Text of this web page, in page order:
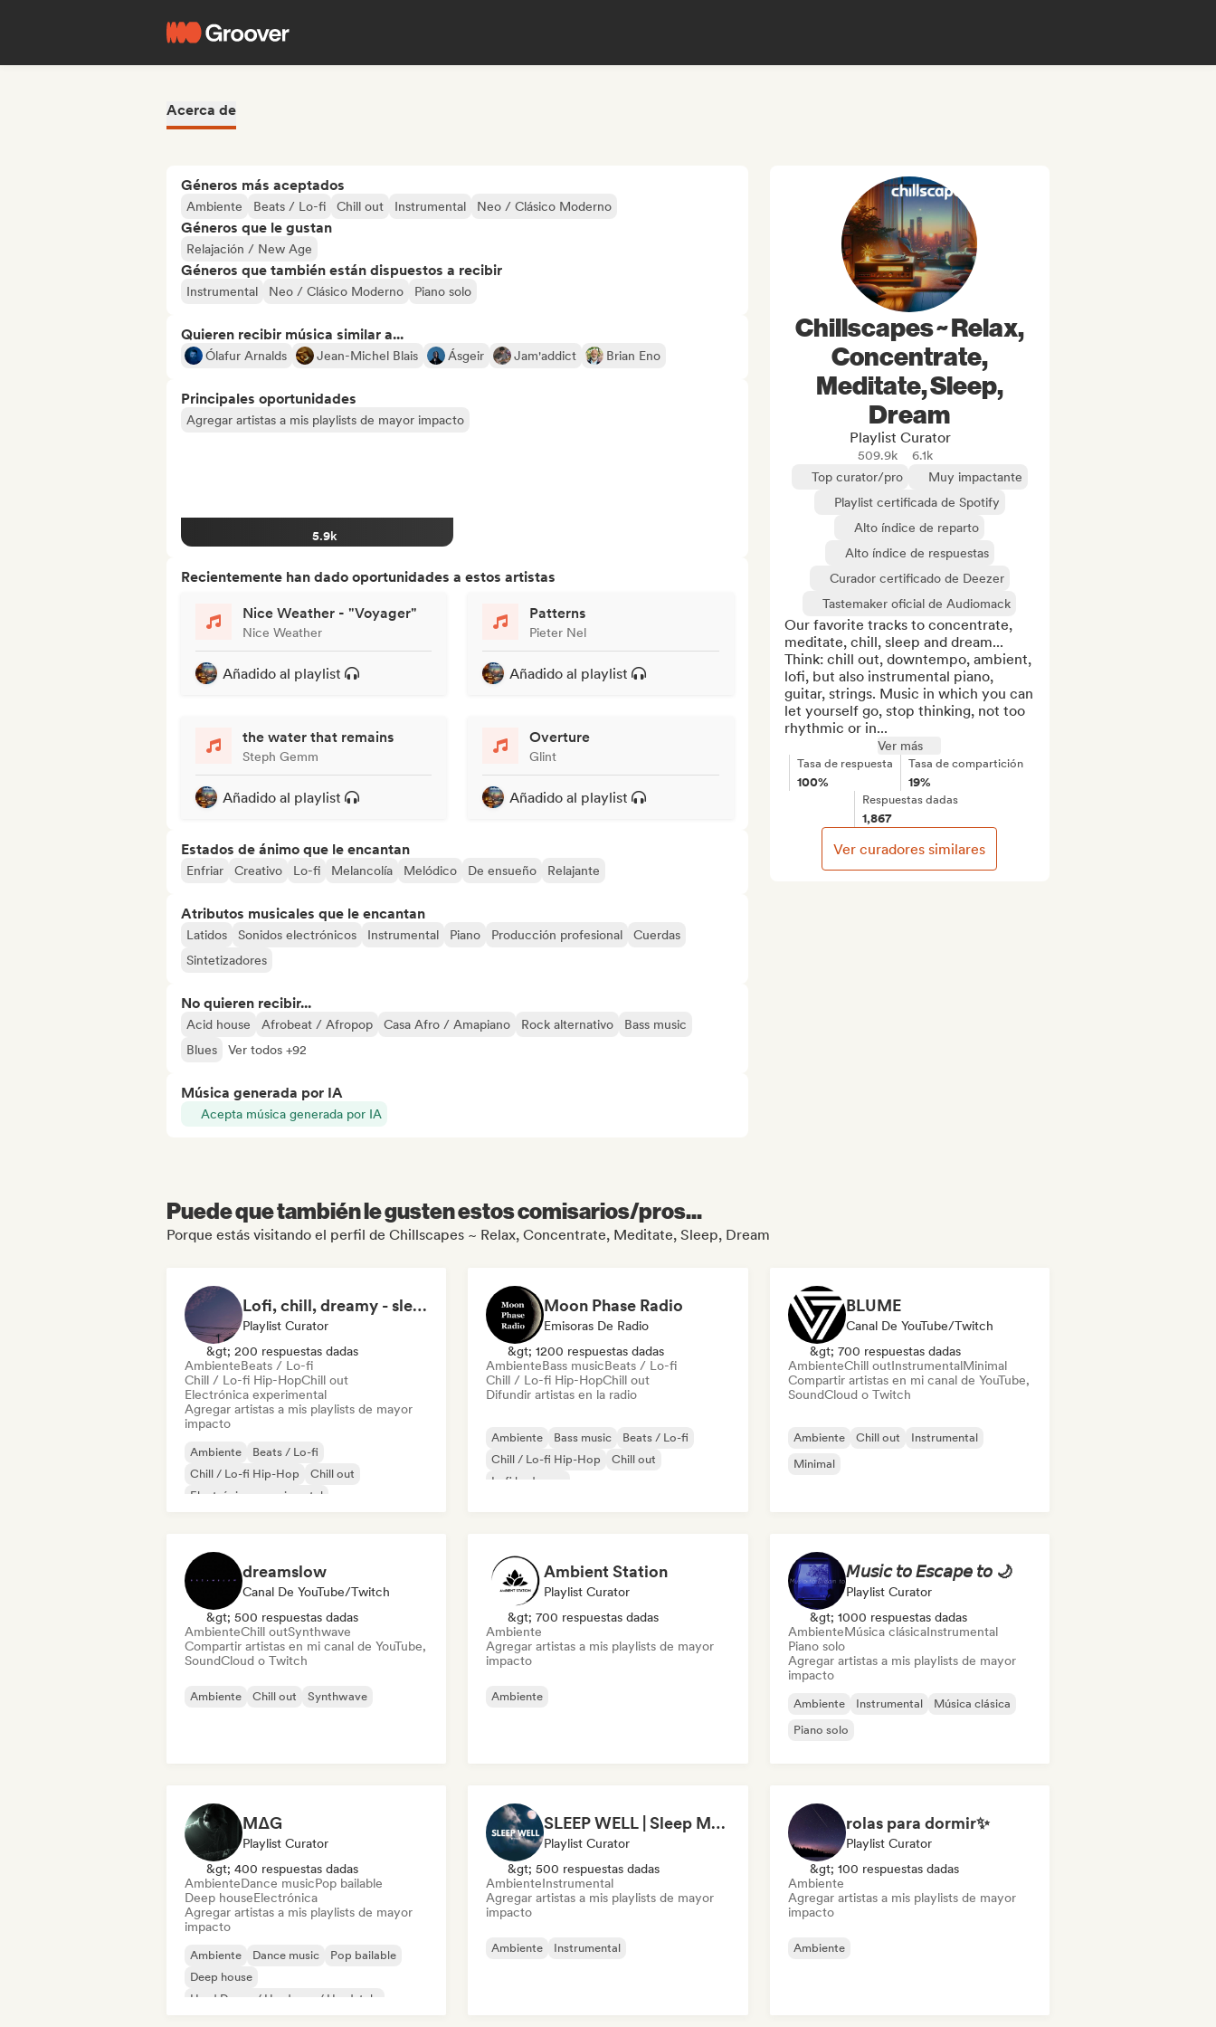
Acerca de
Géneros más aceptados
Ambiente Beats / Lo-fi Chill out Instrumental Neo / Clásico Moderno
Géneros que le gustan
Relajación / New Age
Géneros que también están dispuestos a recibir
Instrumental Neo / Clásico Moderno Piano solo
Quieren recibir música similar a...
Ólafur Arnalds Jean-Michel Blais Ásgeir Jam'addict Brian Eno
Principales oportunidades
Agregar artistas a mis playlists de mayor impacto
5.9k
Recientemente han dado oportunidades a estos artistas
Nice Weather - "Voyager"
Nice Weather
Añadido al playlist
Patterns
Pieter Nel
Añadido al playlist
the water that remains
Steph Gemm
Añadido al playlist
Overture
Glint
Añadido al playlist
Estados de ánimo que le encantan
Enfriar Creativo Lo-fi Melancolía Melódico De ensueño Relajante
Atributos musicales que le encantan
Latidos Sonidos electrónicos Instrumental Piano Producción profesional
Cuerdas
Sintetizadores
No quieren recibir...
Acid house Afrobeat / Afropop Casa Afro / Amapiano Rock alternativo
Bass music
Blues
Ver todos +92
Música generada por IA
Acepta música generada por IA
Chillscapes ~ Relax,
Concentrate,
Meditate, Sleep,
Dream
Playlist Curator
509.9k
6.1k
Top curator/pro
Muy impactante
Playlist certificada de Spotify
Alto índice de reparto
Alto índice de respuestas
Curador certificado de Deezer
Tastemaker oficial de Audiomack
Our favorite tracks to concentrate,
meditate, chill, sleep and dream...
Think: chill out, downtempo, ambient,
lofi, but also instrumental piano,
guitar, strings. Music in which you can
let yourself go, stop thinking, not too
rhythmic or in...
Ver más
Tasa de respuesta
100%
Tasa de compartición
19%
Respuestas dadas
1,867
Ver curadores similares
Puede que también le gusten estos comisarios/pros...
Porque estás visitando el perfil de Chillscapes ~ Relax, Concentrate, Meditate, Sleep, Dream
Lofi, chill, dreamy - sleepy beats & Dark Ambient
Playlist Curator
&gt; 200 respuestas dadas
AmbienteBeats / Lo-fi
Chill / Lo-fi Hip-HopChill out
Electrónica experimental
Agregar artistas a mis playlists de mayor
impacto
Ambiente
Beats / Lo-fi
Chill / Lo-fi Hip-Hop
Chill out
Electrónica experimental
Moon Phase Radio
Emisoras De Radio
&gt; 1200 respuestas dadas
AmbienteBass musicBeats / Lo-fi
Chill / Lo-fi Hip-HopChill out
Difundir artistas en la radio
Ambiente Bass music
Beats / Lo-fi
Chill / Lo-fi Hip-Hop
Chill out
Lofi bedroom
BLUME
Canal De YouTube/Twitch
&gt; 700 respuestas dadas
AmbienteChill outInstrumentalMinimal
Compartir artistas en mi canal de YouTube,
SoundCloud o Twitch
Ambiente Chill out
Instrumental
Minimal
dreamslow
Canal De YouTube/Twitch
&gt; 500 respuestas dadas
AmbienteChill outSynthwave
Compartir artistas en mi canal de YouTube,
SoundCloud o Twitch
Ambiente Chill out Synthwave
Ambient Station
Playlist Curator
&gt; 700 respuestas dadas
Ambiente
Agregar artistas a mis playlists de mayor
impacto
Ambiente
𝘔𝘶𝘴𝘪𝘤 𝘵𝘰 𝘌𝘴𝘤𝘢𝘱𝘦 𝘵𝘰 🌙
Playlist Curator
&gt; 1000 respuestas dadas
AmbienteMúsica clásicaInstrumental
Piano solo
Agregar artistas a mis playlists de mayor
impacto
Ambiente Instrumental
Música clásica
Piano solo
MΔG
Playlist Curator
&gt; 400 respuestas dadas
AmbienteDance musicPop bailable
Deep houseElectrónica
Agregar artistas a mis playlists de mayor
impacto
Ambiente Dance music
Pop bailable
Deep house
Hard Dance / Hardcore / Hardstyle
SLEEP WELL | Sleep Music for Deep Sleeping
Playlist Curator
&gt; 500 respuestas dadas
AmbienteInstrumental
Agregar artistas a mis playlists de mayor
impacto
Ambiente Instrumental
rolas para dormir✨
Playlist Curator
&gt; 100 respuestas dadas
Ambiente
Agregar artistas a mis playlists de mayor
impacto
Ambiente